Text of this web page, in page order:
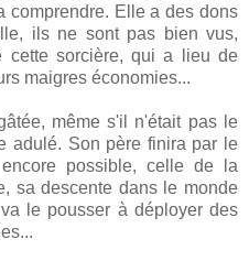
comprendre. Elle a des dons
ils ne sont pas bien vus,
cette sorcière, qui a lieu de
maigres économies...
même s'il n'était pas le
adulé. Son père finira par le
possible, celle de la
sa descente dans le monde
le pousser à déployer des